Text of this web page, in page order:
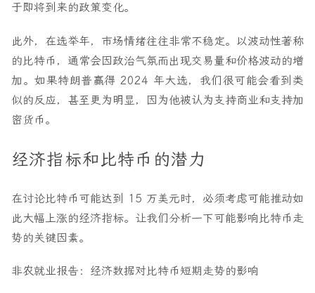
于即将到来的政策变化。
此外，在选举年，市场情绪往往非常不稳定。以波动性著称
的比特币，通常会因政治气氛而出现交易量和价格波动的增
加。如果特朗普赢得 2024 年大选，我们很可能会看到类
似的反应，甚至更为明显，因为他被认为支持商业和支持加
密货币。
经济指标和比特币的潜力
在讨论比特币可能达到 15 万美元时，必须考虑可能推动如
此大幅上涨的经济指标。让我们分析一下可能影响比特币走
势的关键因素。
非农就业报告：经济数据对比特币短期走势的影响